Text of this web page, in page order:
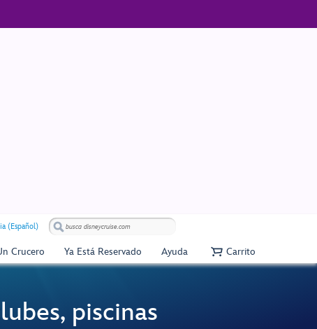
(Español)
Crucero Ya Está Reservado Ayuda Carrito
piscinas